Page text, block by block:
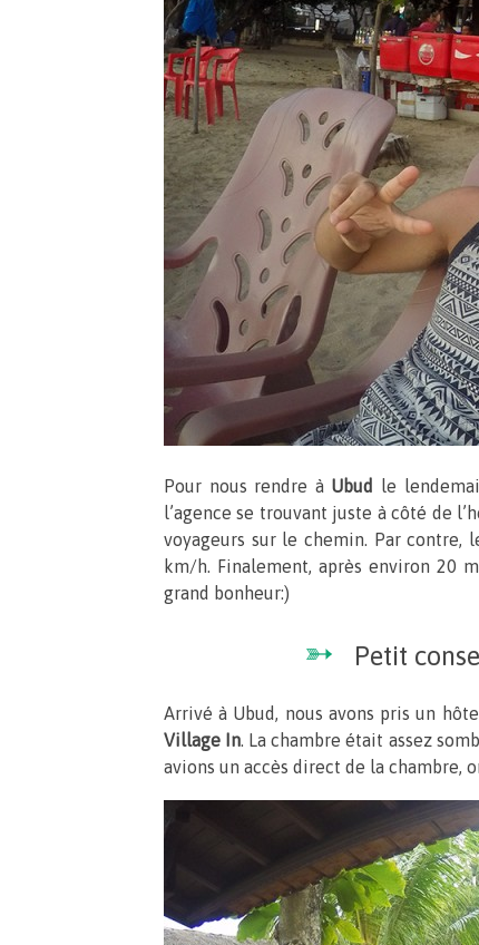
Pour nous rendre à Ubud
le
l’agence se trouvant juste à côté de
voyageurs sur le chemin. Par
km/h. Finalement, après environ 20
grand bonheur:)
➳ Petit
Arrivé à Ubud, nous avons pris un
Village In. La chambre était assez
avions un accès direct de la chambre,